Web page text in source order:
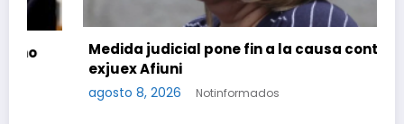
Medida judicial pone fin a la causa contra la
exjuex Afiuni
agosto 8, 2026 Notinformados